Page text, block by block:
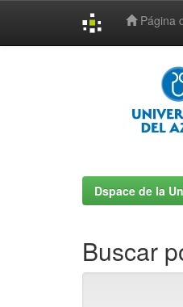
Página
Dspace de la
Buscar